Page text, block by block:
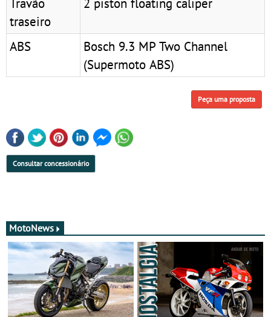
traseiro
ABS
Bosch 9.3 MP Two Channel
(Supermoto ABS)
Peça uma proposta
Consultar concessionário
MotoNews